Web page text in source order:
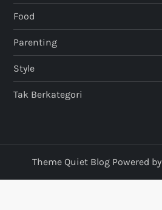
Food
Parenting
Style
Tak Berkategori
Theme Quiet Blog Powered by